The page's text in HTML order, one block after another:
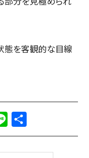
態を客観的な目線
Line